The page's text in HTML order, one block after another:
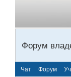
Форум
Чат Форум